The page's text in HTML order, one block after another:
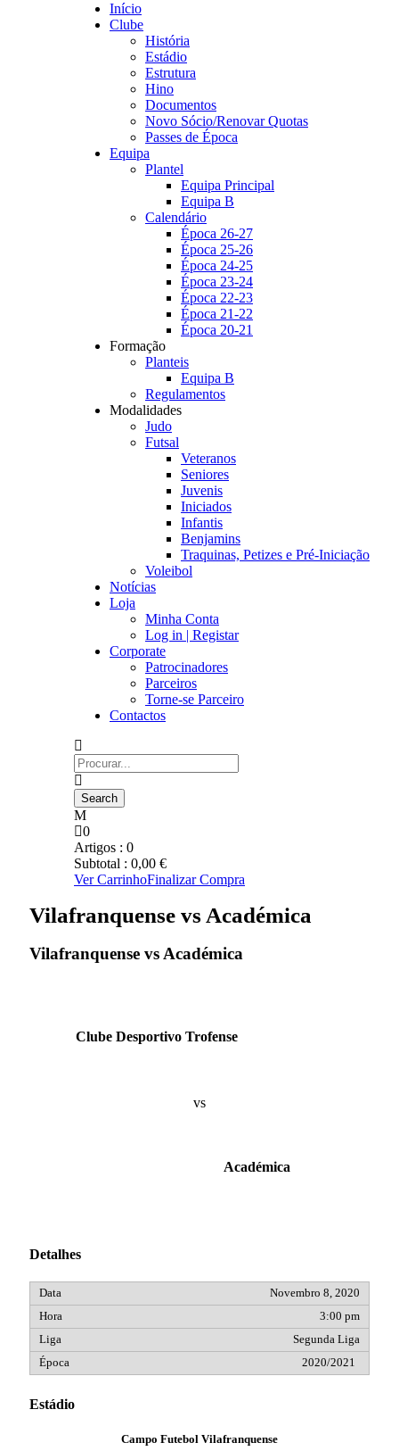
Início
Clube
História
Estádio
Estrutura
Hino
Documentos
Novo Sócio/Renovar Quotas
Passes de Época
Equipa
Plantel
Equipa Principal
Equipa B
Calendário
Época 26-27
Época 25-26
Época 24-25
Época 23-24
Época 22-23
Época 21-22
Época 20-21
Formação
Planteis
Equipa B
Regulamentos
Modalidades
Judo
Futsal
Veteranos
Seniores
Juvenis
Iniciados
Infantis
Benjamins
Traquinas, Petizes e Pré-Iniciação
Voleibol
Notícias
Loja
Minha Conta
Log in | Registar
Corporate
Patrocinadores
Parceiros
Torne-se Parceiro
Contactos
0
Artigos : 0
Subtotal : 0,00 €
Ver CarrinhoFinalizar Compra
Vilafranquense vs Académica
Vilafranquense vs Académica
Clube Desportivo Trofense
vs
Académica
Detalhes
Novembro 8, 2020
3:00 pm
Segunda Liga
2020/2021
Estádio
Campo Futebol Vilafranquense